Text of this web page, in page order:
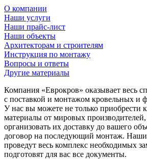
О компании
Наши услуги
Наши прайс-лист
Наши объекты
Архитекторам и строителям
Инструкция по монтажу
Вопросы и ответы
Другие материалы
Компания «Еврокров» оказывает весь
с поставкой и монтажом кровельных и
У нас вы можете не только приобрести
материалы от мировых
организовать их доставку до вашего
договор на последующий монтаж.
проведут весь комплекс необходимых
подготовят для вас все документы.